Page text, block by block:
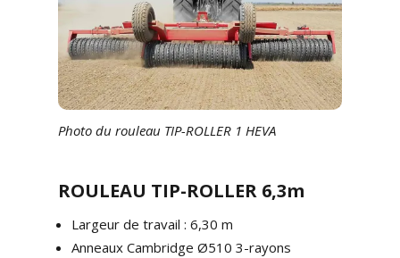
Photo du rouleau TIP-ROLLER 1 HEVA
ROULEAU TIP-ROLLER 6,3m
Largeur de travail : 6,30 m
Anneaux Cambridge Ø510 3-rayons